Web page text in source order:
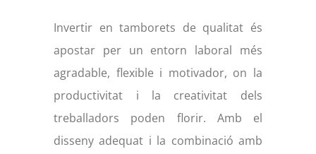
Invertir en tamborets de qualitat és
apostar per un entorn laboral més
agradable, flexible i motivador, on la
productivitat i la creativitat dels
treballadors poden florir. Amb el
disseny adequat i la combinació amb